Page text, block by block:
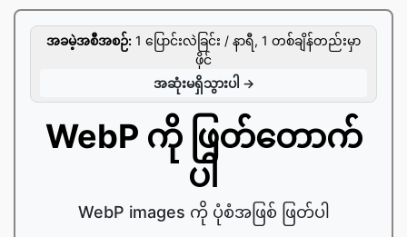
အခမဲ့အစီအစဉ်: 1 ပြောင်းလဲခြင်း / နာရီ, 1 တစ်ချိန်တည်းမှာ
ဖိုင်
အဆုံးမရှိသွားပါ →
WebP ကို ဖြတ်တောက်
ပါ
WebP images ကို ပုံစံအဖြစ် ဖြတ်ပါ